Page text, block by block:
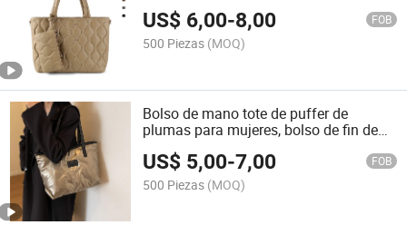
US$ 6,00-8,00 FOB
500 Piezas (MOQ)
Bolso de mano tote de puffer de
plumas para mujeres, bolso de fin de
semana y de transporte (CY9944)
US$ 5,00-7,00 FOB
500 Piezas (MOQ)